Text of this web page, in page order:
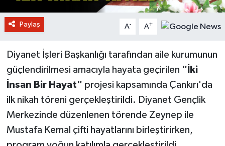
Paylaş A- A+
Diyanet İşleri Başkanlığı tarafından aile kurumunun
güçlendirilmesi amacıyla hayata geçirilen "İki
İnsan Bir Hayat" projesi kapsamında Çankırı'da
ilk nikah töreni gerçekleştirildi. Diyanet Gençlik
Merkezinde düzenlenen törende Zeynep ile
Mustafa Kemal çifti hayatlarını birleştirirken,